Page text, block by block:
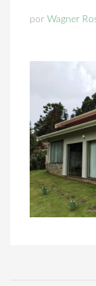
por Wagner